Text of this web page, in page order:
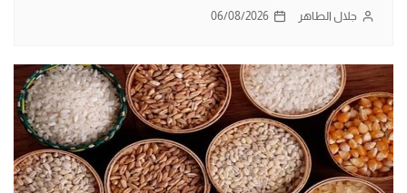
جلال الطاهر 06/08/2026